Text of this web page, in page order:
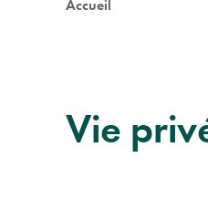
Fil
Accueil
Vie